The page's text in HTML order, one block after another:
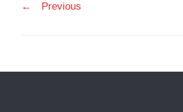
navigation
← Previous